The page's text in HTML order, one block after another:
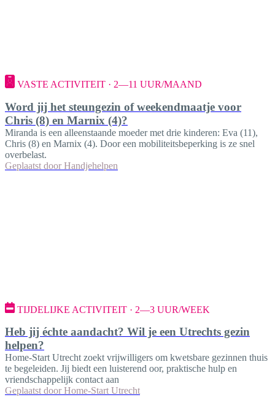
VASTE ACTIVITEIT · 2—11 UUR/MAAND
Word jij het steungezin of weekendmaatje voor
Chris (8) en Marnix (4)?
​Miranda is een alleenstaande moeder met drie kinderen: Eva (11),
Chris (8) en Marnix (4). Door een mobiliteitsbeperking is ze snel
overbelast.
Geplaatst door Handjehelpen
TIJDELIJKE ACTIVITEIT · 2—3 UUR/WEEK
Heb jij échte aandacht? Wil je een Utrechts gezin
helpen?
Home-Start Utrecht zoekt vrijwilligers om kwetsbare gezinnen thuis
te begeleiden. Jij biedt een luisterend oor, praktische hulp en
vriendschappelijk contact aan
Geplaatst door Home-Start Utrecht